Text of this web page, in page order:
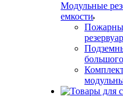
Модульные
емкости